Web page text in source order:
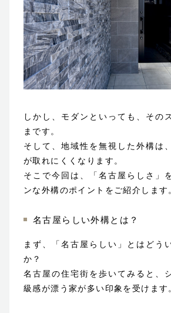
© 2023 Shin-Living Union CO., LTD. All
This site is protected by
the GooglePrivacy Policy andTerms of
しかし、モダンといっても、その
まです。
そして、地域性を無視した外構は
が取れにくくなります。
そこで今回は、「名古屋らしさ」
ンな外構のポイントをご紹介します
名古屋らしい外構とは？
まず、「名古屋らしい」とはどう
か？
名古屋の住宅街を歩いてみると、
級感が漂う家が多い印象を受けます